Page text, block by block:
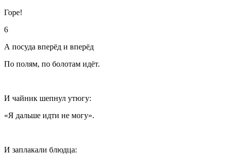
Горе!
6
А посуда вперёд и вперёд
По полям, по болотам идёт.
И чайник шепнул утюгу:
«Я дальше идти не могу».
И заплакали блюдца: